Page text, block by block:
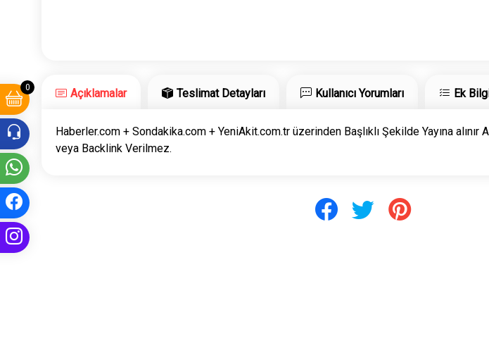
0 Açıklamalar Teslimat Detayları Kullanıcı Yorumları Ek
Haberler.com + Sondakika.com + YeniAkit.com.tr üzerinden Başlıklı Şekilde Yayına alınır
veya Backlink Verilmez.